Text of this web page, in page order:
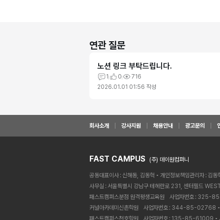
연관 질문
노션 링크 부탁드립니다.
1 0
716
2026.01.01 01:56 작성
회사소개 강사지원 채용안내 광고문의
FAST CAMPUS (주) 데이원컴퍼니
공동대표이사 신해동, 김동혁 개인정보책임관리자
김동
사무실 서울특별시 강남구 테헤란로 231, 센터필드
패스트캠퍼스분점 원격평생교육원ㅤ 사업자번호 325-
커널아카데미신촌학원ㅤ 사업자번호 344-85-02768
패스트캠퍼스천호학원ㅤ 사업자번호 135-85-61009